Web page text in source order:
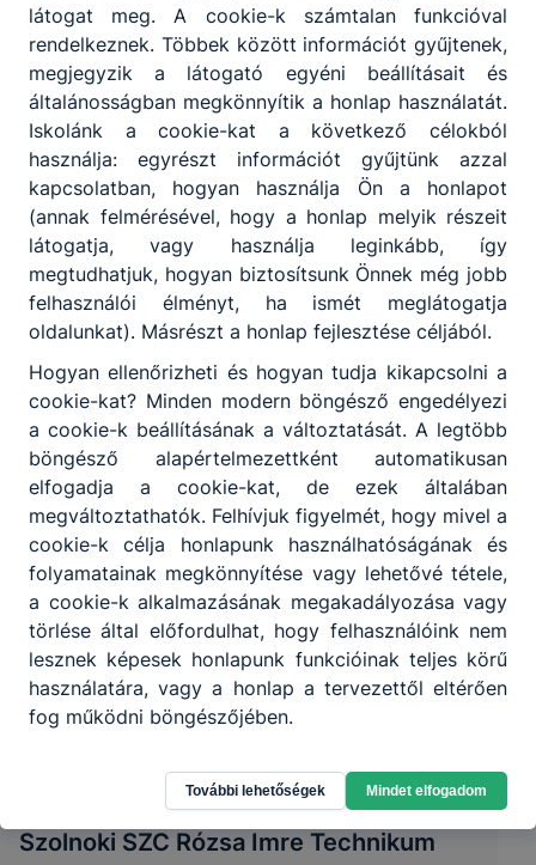
Partnereink
Szolnoki SZC Rózsa Imre Technikum
látogat meg. A cookie-k számtalan funkcióval
rendelkeznek. Többek között információt gyűjtenek,
megjegyzik a látogató egyéni beállításait és
általánosságban megkönnyítik a honlap használatát.
Iskolánk a cookie-kat a következő célokból
használja: egyrészt információt gyűjtünk azzal
kapcsolatban, hogyan használja Ön a honlapot
(annak felmérésével, hogy a honlap melyik részeit
látogatja, vagy használja leginkább, így
megtudhatjuk, hogyan biztosítsunk Önnek még jobb
felhasználói élményt, ha ismét meglátogatja
oldalunkat). Másrészt a honlap fejlesztése céljából.
Hogyan ellenőrizheti és hogyan tudja kikapcsolni a
cookie-kat? Minden modern böngésző engedélyezi
a cookie-k beállításának a változtatását. A legtöbb
böngésző alapértelmezettként automatikusan
elfogadja a cookie-kat, de ezek általában
megváltoztathatók. Felhívjuk figyelmét, hogy mivel a
cookie-k célja honlapunk használhatóságának és
folyamatainak megkönnyítése vagy lehetővé tétele,
a cookie-k alkalmazásának megakadályozása vagy
törlése által előfordulhat, hogy felhasználóink nem
lesznek képesek honlapunk funkcióinak teljes körű
használatára, vagy a honlap a tervezettől eltérően
fog működni böngészőjében.
További lehetőségek Mindet elfogadom